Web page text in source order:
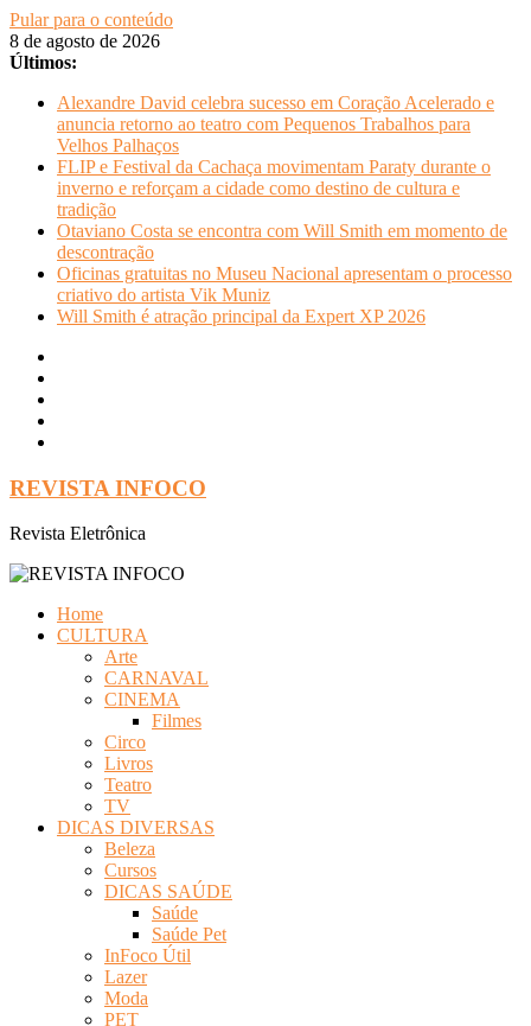
Pular para o conteúdo
8 de agosto de 2026
Últimos:
Alexandre David celebra sucesso em Coração Acelerado e
anuncia retorno ao teatro com Pequenos Trabalhos para
Velhos Palhaços
FLIP e Festival da Cachaça movimentam Paraty durante o
inverno e reforçam a cidade como destino de cultura e
tradição
Otaviano Costa se encontra com Will Smith em momento de
descontração
Oficinas gratuitas no Museu Nacional apresentam o processo
criativo do artista Vik Muniz
Will Smith é atração principal da Expert XP 2026
REVISTA INFOCO
Revista Eletrônica
Home
CULTURA
Arte
CARNAVAL
CINEMA
Filmes
Circo
Livros
Teatro
TV
DICAS DIVERSAS
Beleza
Cursos
DICAS SAÚDE
Saúde
Saúde Pet
InFoco Útil
Lazer
Moda
PET